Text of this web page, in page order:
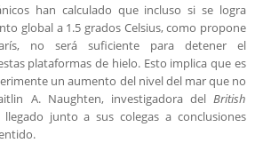
han calculado que incluso si se logra
global a 1.5 grados Celsius, como propone
no será suficiente para detener el
plataformas de hielo. Esto implica que es
un aumento del nivel del mar que no
A. Naughten, investigadora del British
junto a sus colegas a conclusiones